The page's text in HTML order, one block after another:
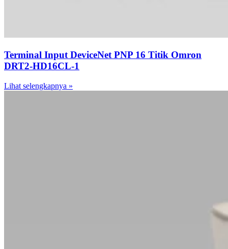
Terminal Input DeviceNet PNP 16 Titik Omron
DRT2-HD16CL-1
Lihat selengkapnya »